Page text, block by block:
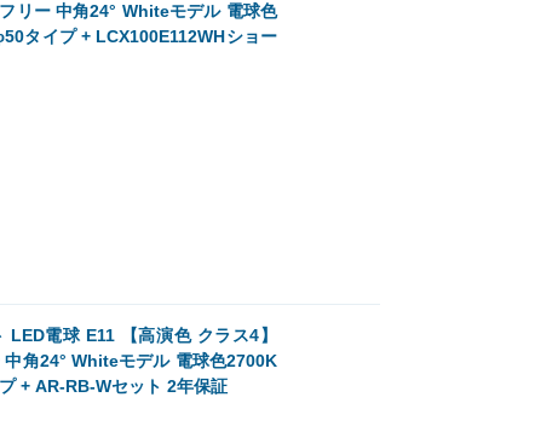
リー 中角24° Whiteモデル 電球色
タイプ + LCX100E112WHショー
電球 E11 【高演色 クラス4】
中角24° Whiteモデル 電球色2700K
+ AR-RB-Wセット 2年保証